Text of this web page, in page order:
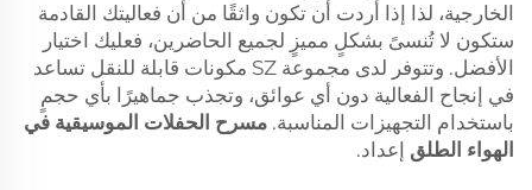
الخارجية، لذا إذا أردت أن تكون واثقًا من أن فعاليتك القادمة
ستكون لا تُنسىً بشكلٍ مميزٍ لجميع الحاضرين، فعليك اختيار
الأفضل. وتتوفر لدى مجموعة SZ مكونات قابلة للنقل تساعد
في إنجاح الفعالية دون أي عوائق، وتجذب جماهيرًا بأي حجمٍ
باستخدام التجهيزات المناسبة. مسرح الحفلات الموسيقية في
الهواء الطلق إعداد.